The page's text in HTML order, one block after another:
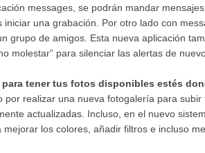
messages, se podrán mandar
iniciar una grabación. Por otro lado con
grupo de amigos. Esta nueva aplicación
molestar” para silenciar las alertas de
para tener tus fotos disponibles estés
por realizar una nueva fotogalería para
actualizadas. Incluso, en el nuevo
los colores, añadir filtros e incluso